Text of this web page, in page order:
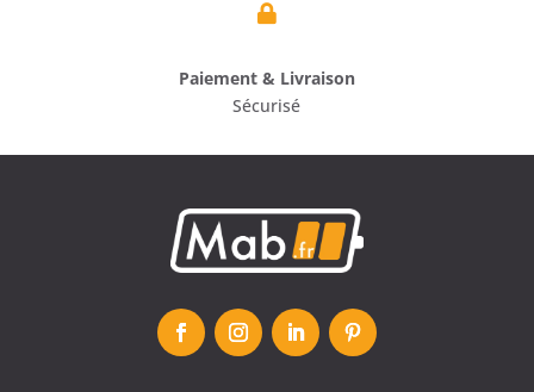

Paiement & Livraison
Sécurisé